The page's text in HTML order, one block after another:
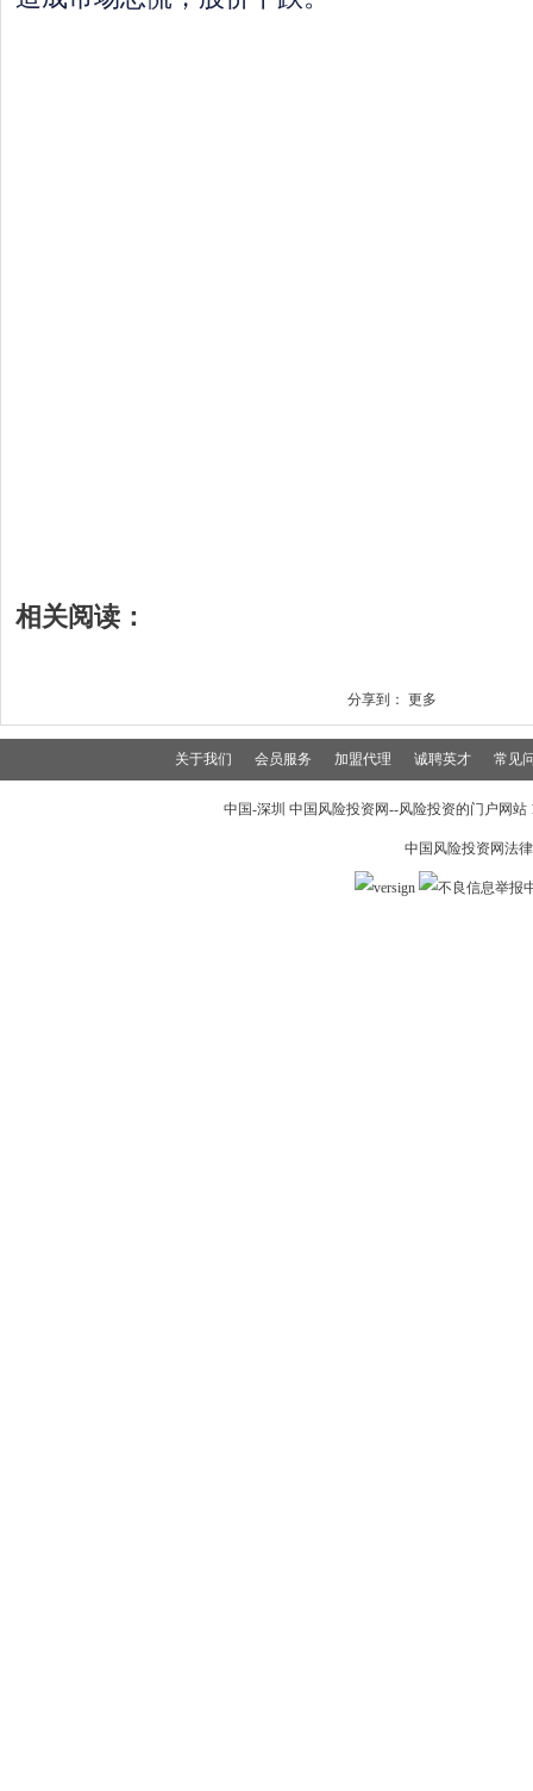
相关阅读：
分享到： 更多
关于我们 会员服务 加盟代理 诚聘英才 常见
中国-深圳 中国风险投资网--风险投资的门户网
中国风险投资网法